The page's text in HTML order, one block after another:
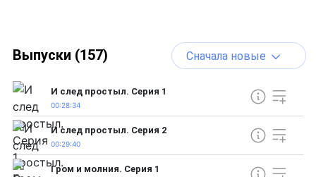
Выпуски (157) Сначала новые
И след простыл. Серия 1
00:28:34
И след простыл. Серия 2
00:29:40
Гром и молния. Серия 1